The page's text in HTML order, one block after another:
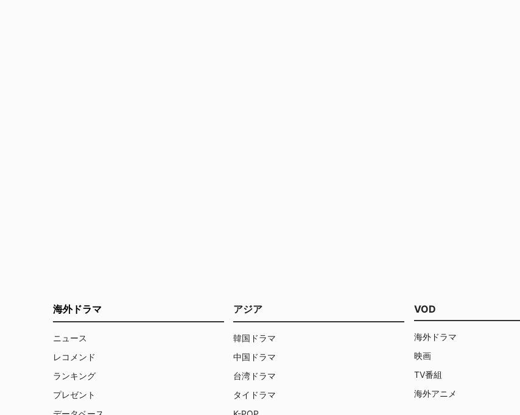
海外ドラマ
ニュース
レコメンド
ランキング
プレゼント
アジア
韓国ドラマ
中国ドラマ
台湾ドラマ
タイドラマ
VOD
海外ドラマ
映画
TV番組
海外アニメ